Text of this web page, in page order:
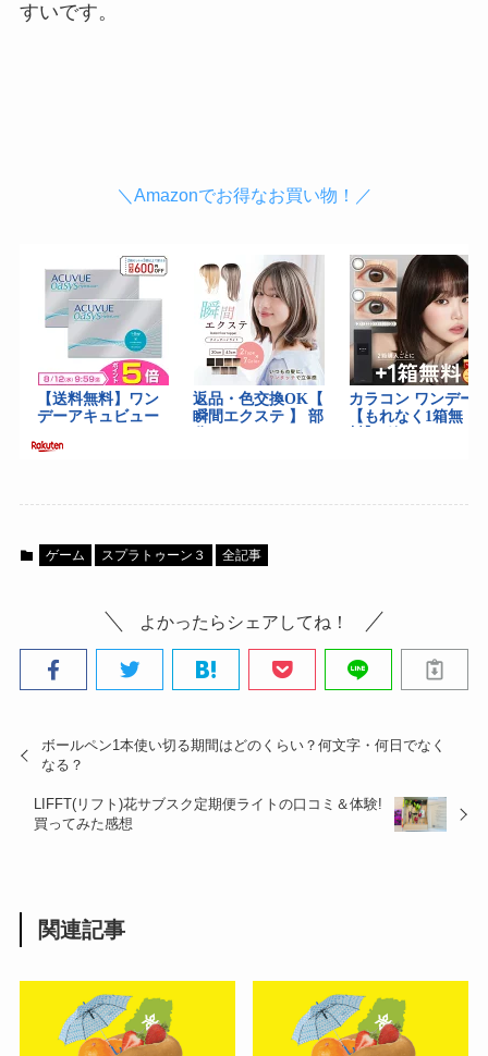
すいです。
＼Amazonでお得なお買い物！／
ゲーム スプラトゥーン３ 全記事
よかったらシェアしてね！
ボールペン1本使い切る期間はどのくらい？何文字・何日でなく
なる？
LIFFT(リフト)花サブスク定期便ライトの口コミ＆体験!
買ってみた感想
関連記事